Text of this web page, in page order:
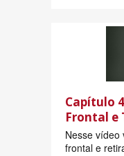
Capítulo
Frontal e
Nesse vídeo
frontal e